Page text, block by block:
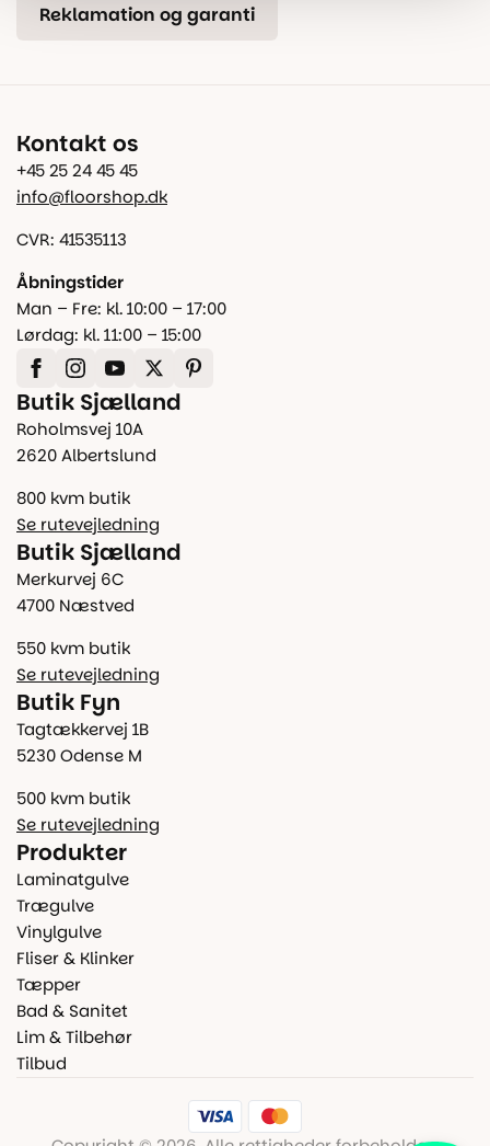
Reklamation og garanti
Kontakt os
+45 25 24 45 45
info@floorshop.dk
CVR: 41535113
Åbningstider
Man – Fre: kl. 10:00 – 17:00
Lørdag: kl. 11:00 – 15:00
Butik Sjælland
Roholmsvej 10A
2620 Albertslund
800 kvm butik
Se rutevejledning
Butik Sjælland
Merkurvej 6C
4700 Næstved
550 kvm butik
Se rutevejledning
Butik Fyn
Tagtækkervej 1B
5230 Odense M
500 kvm butik
Se rutevejledning
Produkter
Laminatgulve
Trægulve
Vinylgulve
Fliser & Klinker
Tæpper
Bad & Sanitet
Lim & Tilbehør
Tilbud